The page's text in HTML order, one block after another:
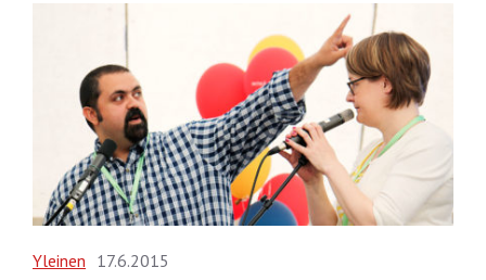
Yleinen 17.6.2015